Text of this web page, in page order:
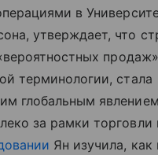
в
утверждает, что
продаж»
терминологии, стала
глобальным
за рамки торговли
Ян изучила, как